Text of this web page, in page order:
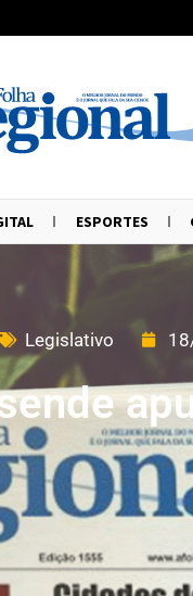
ESPORTES
Legislativo